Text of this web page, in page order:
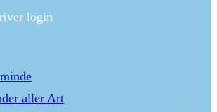
login
aller Art